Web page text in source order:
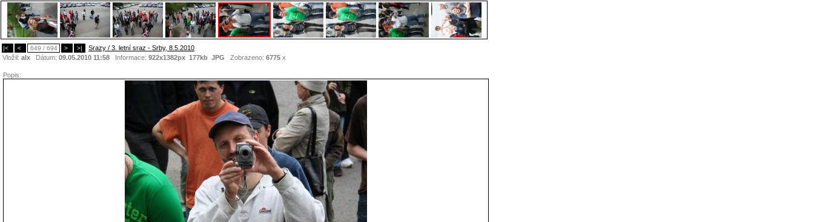
|< < 649 / 694 > >|
Srazy / 3. letní sraz - Srby, 8.5.2010
Vložil: alx Dátum: 09.05.2010 11:58 Informace: 922x1382px 177kb JPG Zobrazeno: 6775 x
Popis: